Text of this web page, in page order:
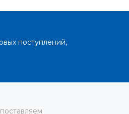
поступлений,